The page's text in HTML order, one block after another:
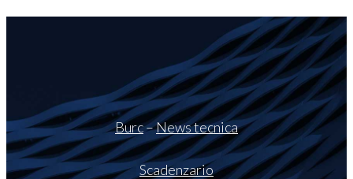
Burc–News tecnica
Scadenzario